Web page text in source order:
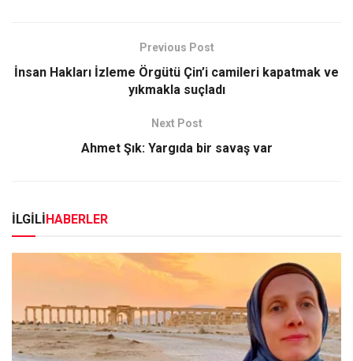
Previous Post
İnsan Hakları İzleme Örgütü Çin’i camileri kapatmak ve
yıkmakla suçladı
Next Post
Ahmet Şık: Yargıda bir savaş var
İLGİLİHABERLER